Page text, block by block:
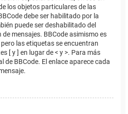
los objetos particulares de las
debe ser habilitado por la
puede ser deshabilitado del
mensajes. BBCode asimismo es
las etiquetas se encuentran
[ y ] en lugar de < y >. Para más
de BBCode. El enlace aparece cada